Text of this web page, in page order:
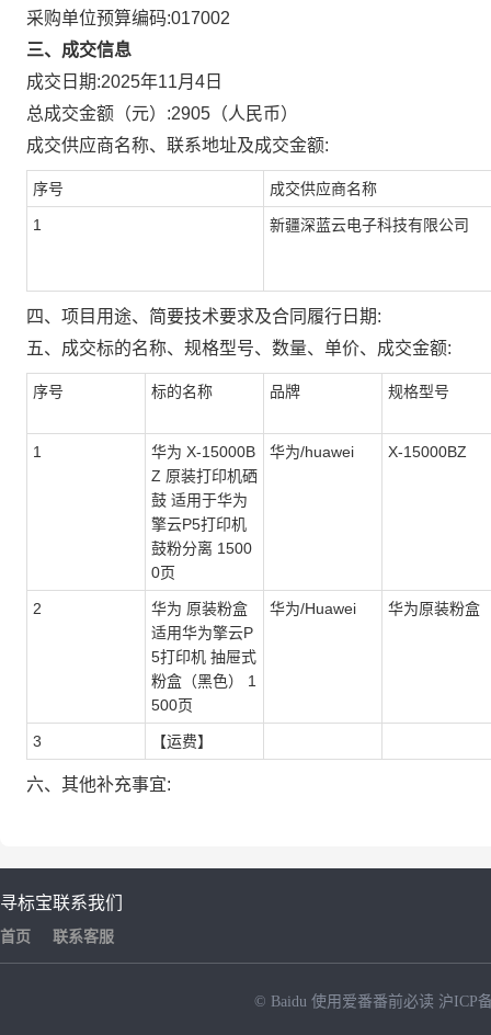
采购单位预算编码:017002
三、成交信息
成交日期:2025年11月4日
总成交金额（元）:2905 （人民币）
成交供应商名称、联系地址及成交金额:
序号 成交供应商名称
1 新疆深蓝云电子科技有限公司
四、项目用途、简要技术要求及合同履行日期:
五、成交标的名称、规格型号、数量、单价、成交金额:
序号 标的名称 品牌 规格型号
1
华为 X-15000B
Z 原装打印机硒
鼓 适用于华为
擎云P5打印机
鼓粉分离 1500
0页
华为/huawei X-15000BZ
2
华为 原装粉盒
适用华为擎云P
5打印机 抽屉式
粉盒（黑色） 1
500页
华为/Huawei 华为原装粉盒
3 【运费】
六、其他补充事宜:
寻标宝
首页
联系我们
联系客服
© Baidu 使用爱番番前必读 沪ICP